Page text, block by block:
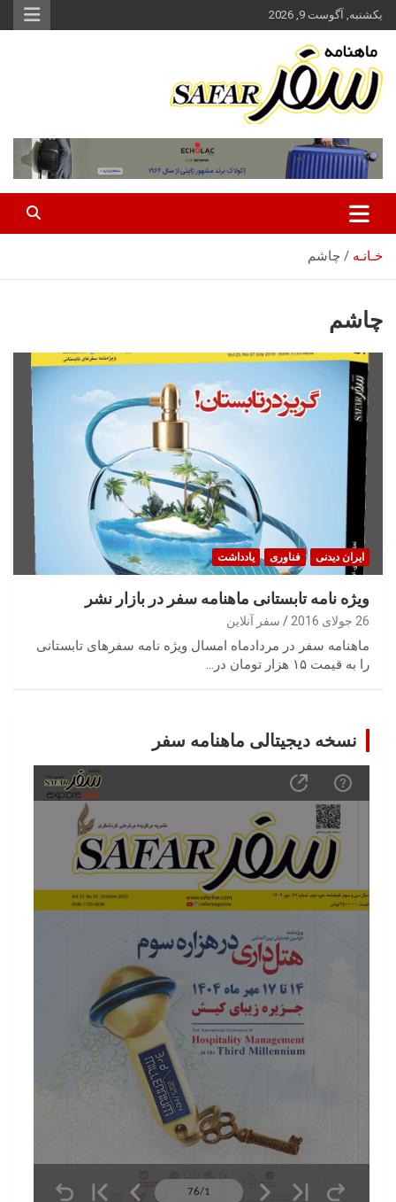
محتوا
بروید
یکشنبه, آگوست 9, 2026
سفر آنلاین
خـانـه چاشم
چاشم
ایران‌ دیدنی فناوری یادداشت
ویژه نامه تابستانی ماهنامه سفر در بازار نشر
26 جولای 2016 سفر آنلاین
ماهنامه سفر در مردادماه امسال ویژه نامه سفرهای تابستانی
را به قیمت ۱۵ هزار تومان در…
نسخه دیجیتالی ماهنامه سفر